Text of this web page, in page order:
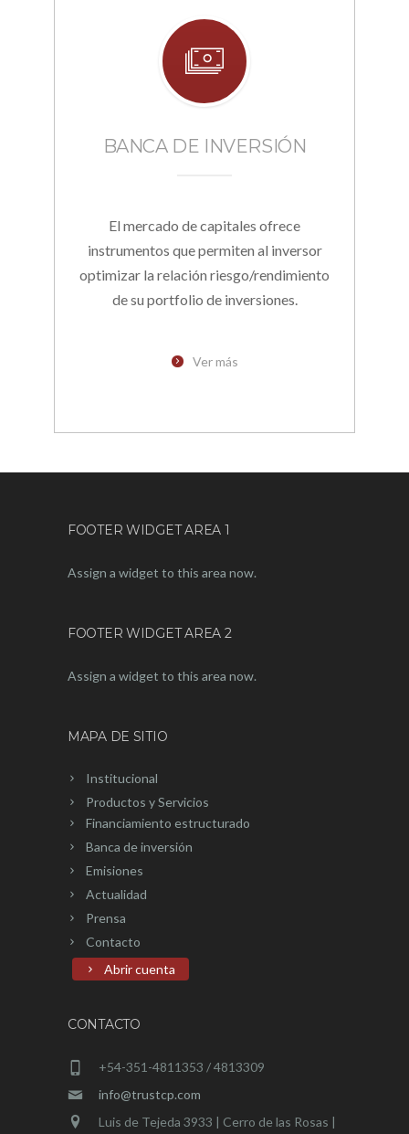
BANCA DE INVERSIÓN
El mercado de capitales ofrece
instrumentos que permiten al inversor
optimizar la relación riesgo/rendimiento
de su portfolio de inversiones.
Ver más
FOOTER WIDGET AREA 1
Assign a widget to this area now.
FOOTER WIDGET AREA 2
Assign a widget to this area now.
MAPA DE SITIO
Institucional
Productos y Servicios
Financiamiento estructurado
Banca de inversión
Emisiones
Actualidad
Prensa
Contacto
Abrir cuenta
CONTACTO
+54-351-4811353 / 4813309
info@trustcp.com
Luis de Tejeda 3933 | Cerro de las Rosas |